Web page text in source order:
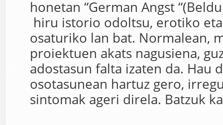
honetan “German Angst
hiru istorio odoltsu, erotiko
osaturiko lan bat. Normalean,
proiektuen akats nagusiena,
adostasun falta izaten da. Hau
osotasunean hartuz gero,
sintomak ageri direla. Batzuk